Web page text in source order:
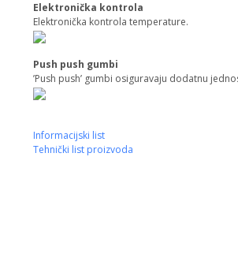
Elektronička kontrola
Elektronička kontrola temperature.
Push push gumbi
’Push push’ gumbi osiguravaju dodatnu
Informacijski list
Tehnički list proizvoda